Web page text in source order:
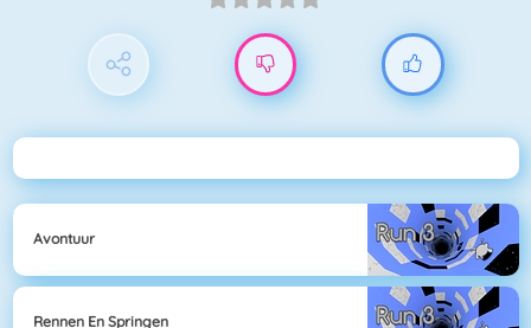
Avontuur
Rennen En Springen